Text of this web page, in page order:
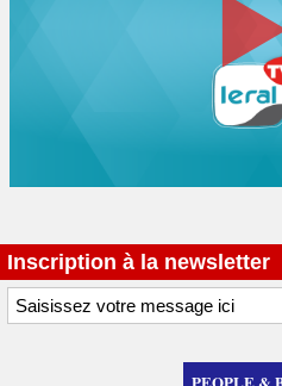
Inscription à la newsletter